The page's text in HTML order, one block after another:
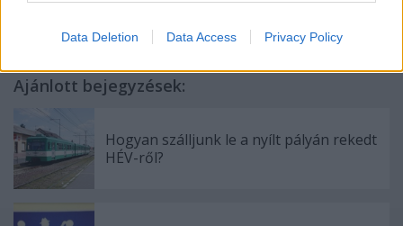
Data Deletion Data Access Privacy Policy
Ajánlott bejegyzések:
Hogyan szálljunk le a nyílt pályán rekedt
HÉV-ről?